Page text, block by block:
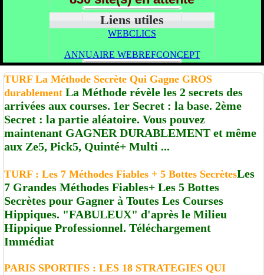
Liens utiles
WEBCLICS
ANNUAIRE WEBREFCONCEPT
TURF La Méthode Secrète Qui Gagne GROS
durablement La Méthode révèle les 2 secrets des
arrivées aux courses. 1er Secret : la base. 2ème
Secret : la partie aléatoire. Vous pouvez
maintenant GAGNER DURABLEMENT et même
aux Ze5, Pick5, Quinté+ Multi ...
TURF : Les 7 Méthodes Fiables + 5 Bottes SecrètesLes
7 Grandes Méthodes Fiables+ Les 5 Bottes
Secrètes pour Gagner à Toutes Les Courses
Hippiques. "FABULEUX" d'après le Milieu
Hippique Professionnel. Téléchargement
Immédiat
PARIS SPORTIFS : LES 18 STRATEGIES QUI